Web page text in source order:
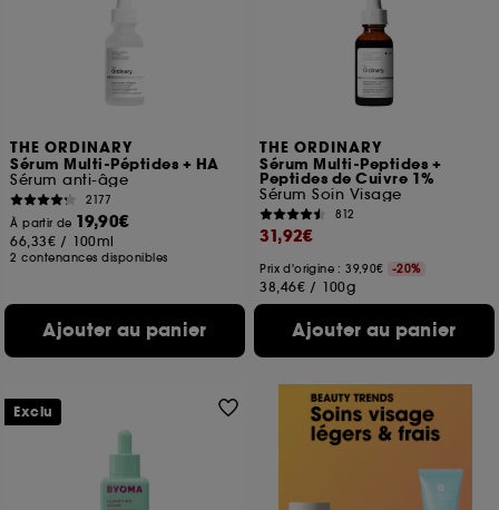
THE ORDINARY
Sérum Multi-Péptides + HA
Sérum anti-âge
2177
À partir de 19,90€
66,33€ / 100ml
2 contenances disponibles
Ajouter au panier
THE ORDINARY
Sérum Multi-Peptides +
Peptides de Cuivre 1%
Sérum Soin Visage
812
31,92€
Prix d'origine : 39,90€ -20%
38,46€ / 100g
Ajouter au panier
Exclu